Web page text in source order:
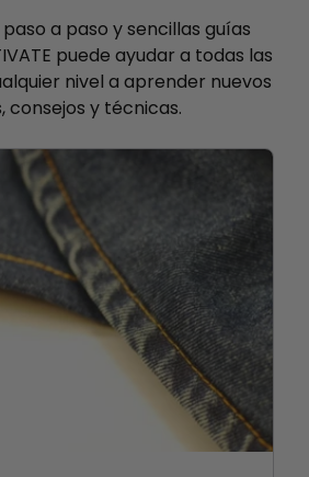
a paso y sencillas guías
puede ayudar a todas las
nivel a aprender nuevos
consejos y técnicas.